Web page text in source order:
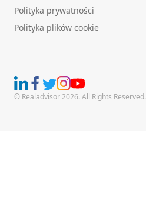
Polityka prywatności
Polityka plików cookie
© Realadvisor 2026. All Rights Reserved.